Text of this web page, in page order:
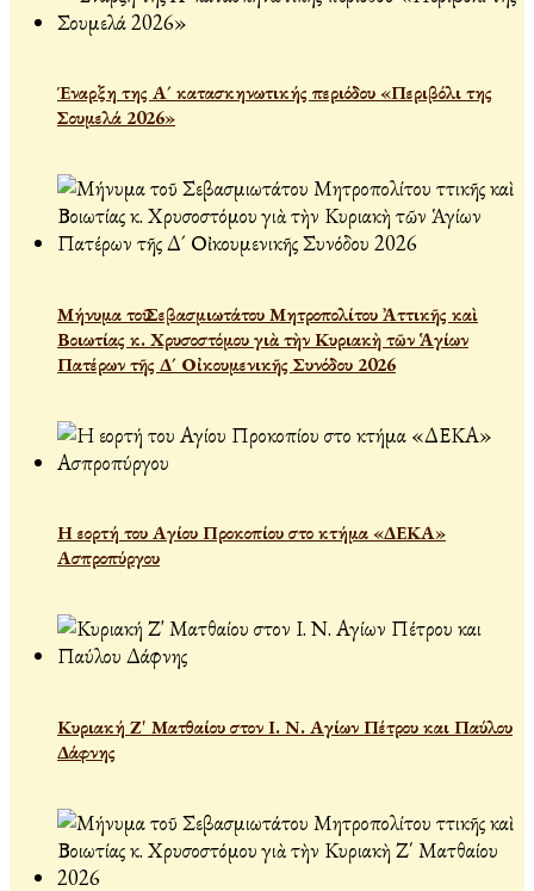
Έναρξη της Α´ κατασκηνωτικής περιόδου «Περιβόλι της
Σουμελά 2026»
Μήνυμα τοῦ Σεβασμιωτάτου Μητροπολίτου Ἀττικῆς καὶ
Βοιωτίας κ. Χρυσοστόμου γιὰ τὴν Κυριακὴ τῶν Ἁγίων
Πατέρων τῆς Δ´ Οἰκουμενικῆς Συνόδου 2026
Η εορτή του Αγίου Προκοπίου στο κτήμα «ΔΕΚΑ»
Ασπροπύργου
Κυριακή Ζ' Ματθαίου στον Ι. Ν. Αγίων Πέτρου και Παύλου
Δάφνης